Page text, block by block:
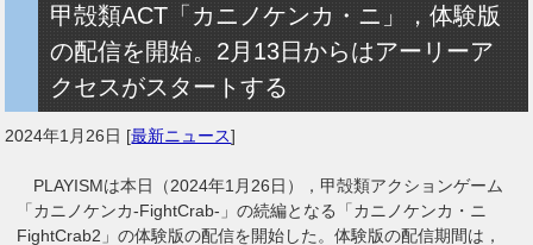
甲殻類ACT「カニノケンカ・ニ」，体験版
の配信を開始。2月13日からはアーリーア
クセスがスタートする
2024年1月26日 [最新ニュース]
PLAYISMは本日（2024年1月26日），甲殻類アクションゲーム
「カニノケンカ-FightCrab-」の続編となる「カニノケンカ・ニ
FightCrab2」の体験版の配信を開始した。体験版の配信期間は，